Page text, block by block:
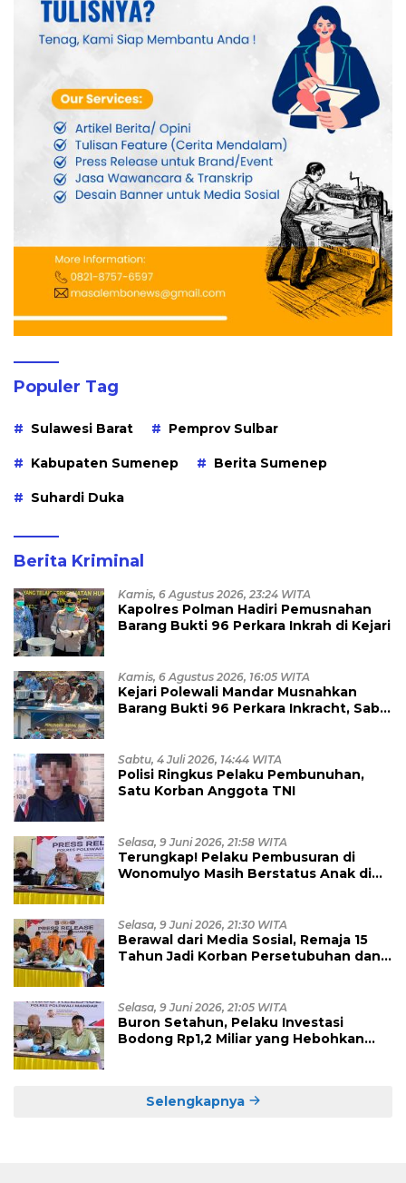
Populer Tag
Sulawesi Barat Pemprov Sulbar
Kabupaten Sumenep Berita Sumenep
Suhardi Duka
Berita Kriminal
Kamis, 6 Agustus 2026, 23:24 WITA
Kapolres Polman Hadiri Pemusnahan
Barang Bukti 96 Perkara Inkrah di Kejari
Kamis, 6 Agustus 2026, 16:05 WITA
Kejari Polewali Mandar Musnahkan
Barang Bukti 96 Perkara Inkracht, Sabu
Sabtu, 4 Juli 2026, 14:44 WITA
Polisi Ringkus Pelaku Pembunuhan,
Satu Korban Anggota TNI
Selasa, 9 Juni 2026, 21:58 WITA
Terungkap! Pelaku Pembusuran di
Wonomulyo Masih Berstatus Anak di
Selasa, 9 Juni 2026, 21:30 WITA
Berawal dari Media Sosial, Remaja 15
Tahun Jadi Korban Persetubuhan dan
Selasa, 9 Juni 2026, 21:05 WITA
Buron Setahun, Pelaku Investasi
Bodong Rp1,2 Miliar yang Hebohkan
Selengkapnya